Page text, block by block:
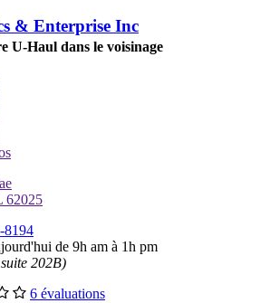
& Enterprise Inc
U-Haul dans le voisinage
62025
8194
de 9h am à 1h pm
202B)
6 évaluations